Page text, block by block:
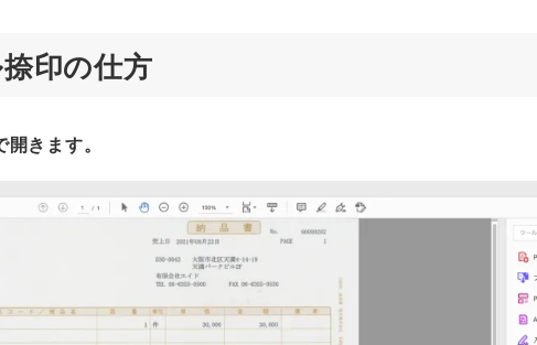
印の仕方
きます。